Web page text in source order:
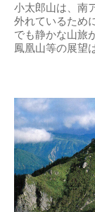
小太郎山は、南
外れているため
でも静かな山旅
鳳凰山等の展望